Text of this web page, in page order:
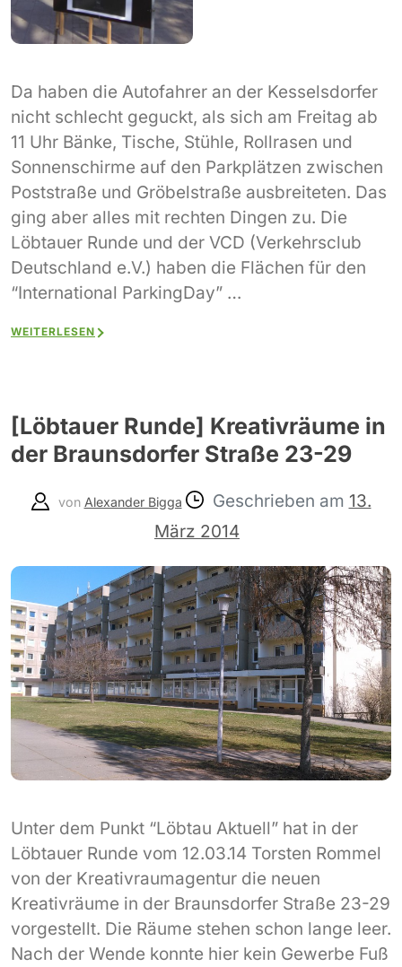
Da haben die Autofahrer an der Kesselsdorfer
nicht schlecht geguckt, als sich am Freitag ab
11 Uhr Bänke, Tische, Stühle, Rollrasen und
Sonnenschirme auf den Parkplätzen zwischen
Poststraße und Gröbelstraße ausbreiteten. Das
ging aber alles mit rechten Dingen zu. Die
Löbtauer Runde und der VCD (Verkehrsclub
Deutschland e.V.) haben die Flächen für den
“International ParkingDay” …
WEITERLESEN
[Löbtauer Runde] Kreativräume in
der Braunsdorfer Straße 23-29
von Alexander Bigga Geschrieben am 13.
März 2014
Unter dem Punkt “Löbtau Aktuell” hat in der
Löbtauer Runde vom 12.03.14 Torsten Rommel
von der Kreativraumagentur die neuen
Kreativräume in der Braunsdorfer Straße 23-29
vorgestellt. Die Räume stehen schon lange leer.
Nach der Wende konnte hier kein Gewerbe Fuß